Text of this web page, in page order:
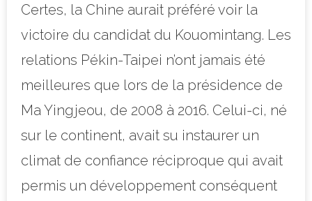
Certes, la Chine aurait préféré voir la
victoire du candidat du Kouomintang. Les
relations Pékin-Taipei n’ont jamais été
meilleures que lors de la présidence de
Ma Yingjeou, de 2008 à 2016. Celui-ci, né
sur le continent, avait su instaurer un
climat de confiance réciproque qui avait
permis un développement conséquent